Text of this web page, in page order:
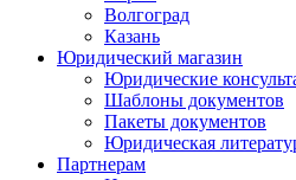
Волгоград
Казань
Юридический магазин
Юридические
Шаблоны документов
Пакеты документов
Юридическая
Партнерам